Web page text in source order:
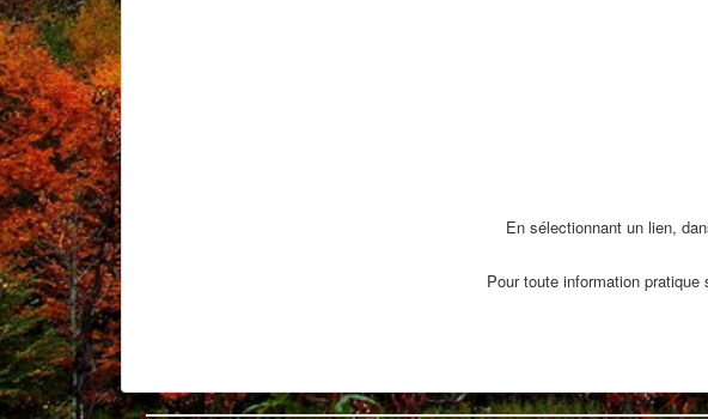
En sélectionnant un lien,
Pour toute information